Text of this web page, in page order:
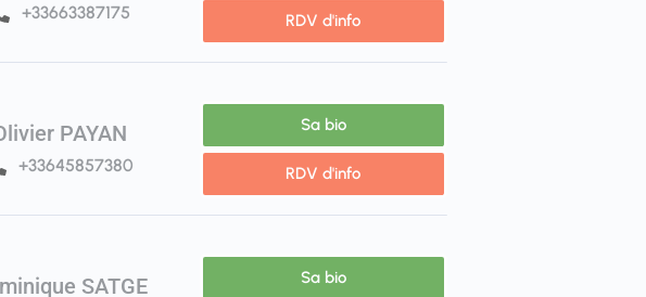
+33663387175 RDV d'info
PAYAN
+33645857380
Sa bio
RDV d'info
SATGE Sa bio